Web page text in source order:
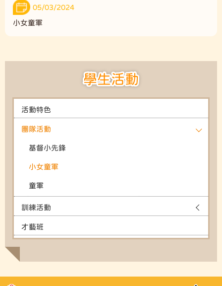
05/03/2024
小女童軍
學生活動
活動特色
團隊活動
基督小先鋒
小女童軍
童軍
訓練活動
才藝班